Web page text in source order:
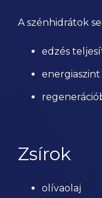
A szénhidrátok
edzés
Zsírok
olívaolaj